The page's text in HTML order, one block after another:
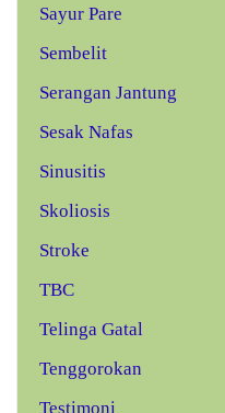
Sayur Pare
Sembelit
Serangan Jantung
Sesak Nafas
Sinusitis
Skoliosis
Stroke
TBC
Telinga Gatal
Tenggorokan
Testimoni